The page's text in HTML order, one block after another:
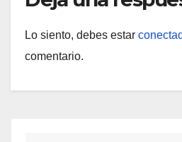
Lo siento, debes estar
comentario.